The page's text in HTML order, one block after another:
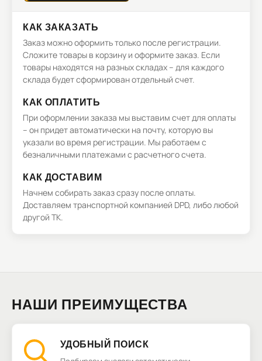
КАК ЗАКАЗАТЬ
Заказ можно оформить только после регистрации.
Сложите товары в корзину и оформите заказ. Если
товары находятся на разных складах – для каждого
склада будет сформирован отдельный счет.
КАК ОПЛАТИТЬ
При оформлении заказа мы выставим счет для оплаты
– он придет автоматически на почту, которую вы
указали во время регистрации. Мы работаем с
безналичными платежами с расчетного счета.
КАК ДОСТАВИМ
Начнем собирать заказ сразу после оплаты.
Доставляем транспортной компанией DPD, либо любой
другой ТК.
НАШИ ПРЕИМУЩЕСТВА
УДОБНЫЙ ПОИСК